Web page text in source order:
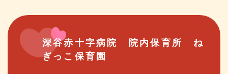
深谷赤十字病院 院内保育所 ね
ぎっこ保育園